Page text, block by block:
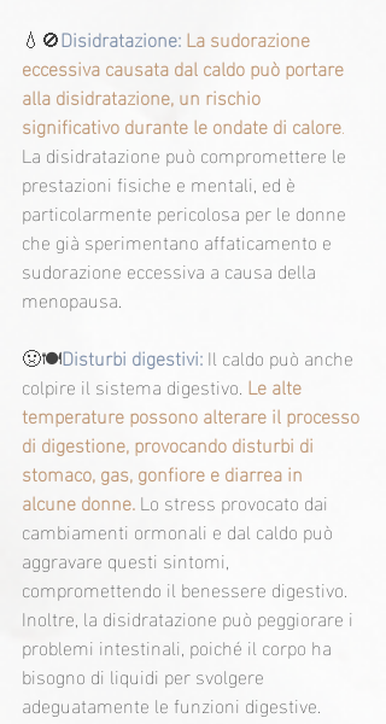
💧🚫Disidratazione:La sudorazione
eccessiva causata dal caldo può portare
alla disidratazione, un rischio
significativo durante le ondate di calore.
La disidratazione può compromettere le
prestazioni fisiche e mentali, ed è
particolarmente pericolosa per le donne
che già sperimentano affaticamento e
sudorazione eccessiva a causa della
menopausa.
🤢🍽️Disturbi digestivi: Il caldo può anche
colpire il sistema digestivo. Le alte
temperature possono alterare il processo
di digestione, provocando disturbi di
stomaco, gas, gonfiore e diarrea in
alcune donne.Lo stress provocato dai
cambiamenti ormonali e dal caldo può
aggravare questi sintomi,
compromettendo il benessere digestivo.
Inoltre, la disidratazione può peggiorare i
problemi intestinali, poiché il corpo ha
bisogno di liquidi per svolgere
adeguatamente le funzioni digestive.